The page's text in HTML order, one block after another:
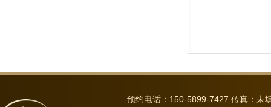
预约电话：150-5899-7427 传真：未